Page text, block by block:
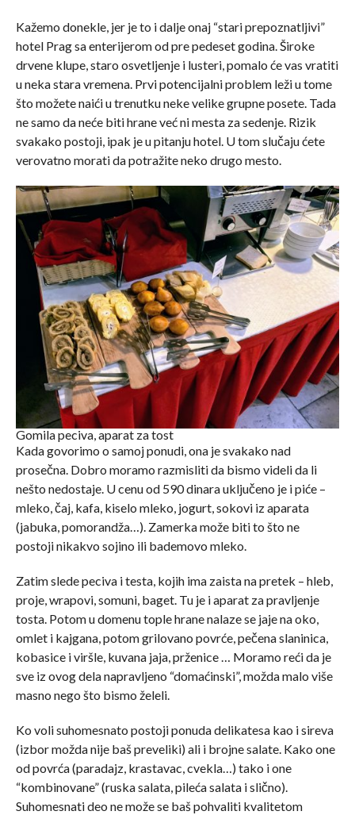
Kažemo donekle, jer je to i dalje onaj “stari prepoznatljivi”
hotel Prag sa enterijerom od pre pedeset godina. Široke
drvene klupe, staro osvetljenje i lusteri, pomalo će vas vratiti
u neka stara vremena. Prvi potencijalni problem leži u tome
što možete naići u trenutku neke velike grupne posete. Tada
ne samo da neće biti hrane već ni mesta za sedenje. Rizik
svakako postoji, ipak je u pitanju hotel. U tom slučaju ćete
verovatno morati da potražite neko drugo mesto.
Gomila peciva, aparat za tost
Kada govorimo o samoj ponudi, ona je svakako nad
prosečna. Dobro moramo razmisliti da bismo videli da li
nešto nedostaje. U cenu od 590 dinara uključeno je i piće –
mleko, čaj, kafa, kiselo mleko, jogurt, sokovi iz aparata
(jabuka, pomorandža…). Zamerka može biti to što ne
postoji nikakvo sojino ili bademovo mleko.
Zatim slede peciva i testa, kojih ima zaista na pretek – hleb,
proje, wrapovi, somuni, baget. Tu je i aparat za pravljenje
tosta. Potom u domenu tople hrane nalaze se jaje na oko,
omlet i kajgana, potom grilovano povrće, pečena slaninica,
kobasice i viršle, kuvana jaja, prženice … Moramo reći da je
sve iz ovog dela napravljeno “domaćinski”, možda malo više
masno nego što bismo želeli.
Ko voli suhomesnato postoji ponuda delikatesa kao i sireva
(izbor možda nije baš preveliki) ali i brojne salate. Kako one
od povrća (paradajz, krastavac, cvekla…) tako i one
“kombinovane” (ruska salata, pileća salata i slično).
Suhomesnati deo ne može se baš pohvaliti kvalitetom